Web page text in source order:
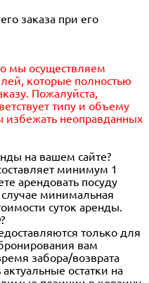
заказа при его
мы осуществляем
которые полностью
Пожалуйста,
типу и объему
избежать неоправданных
на вашем сайте?
минимум 1
арендовать посуду
случае минимальная
суток аренды.
только для
вам
забора/возврата
остатки на